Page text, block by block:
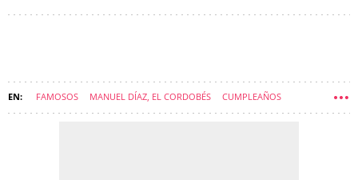
FAMOSOS MANUEL DÍAZ, EL CORDOBÉS CUMPLEAÑOS